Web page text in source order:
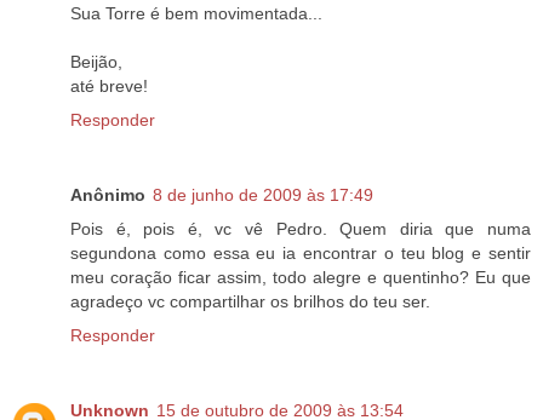
Sua Torre é bem movimentada...
Beijão,
até breve!
Responder
Anônimo 8 de junho de 2009 às 17:49
Pois é, pois é, vc vê Pedro. Quem diria que numa
segundona como essa eu ia encontrar o teu blog e sentir
meu coração ficar assim, todo alegre e quentinho? Eu que
agradeço vc compartilhar os brilhos do teu ser.
Responder
Unknown 15 de outubro de 2009 às 13:54